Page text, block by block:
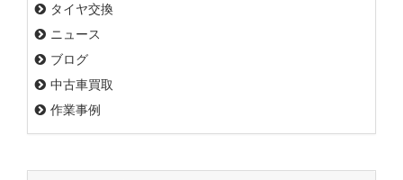
タイヤ交換
ニュース
ブログ
中古車買取
作業事例